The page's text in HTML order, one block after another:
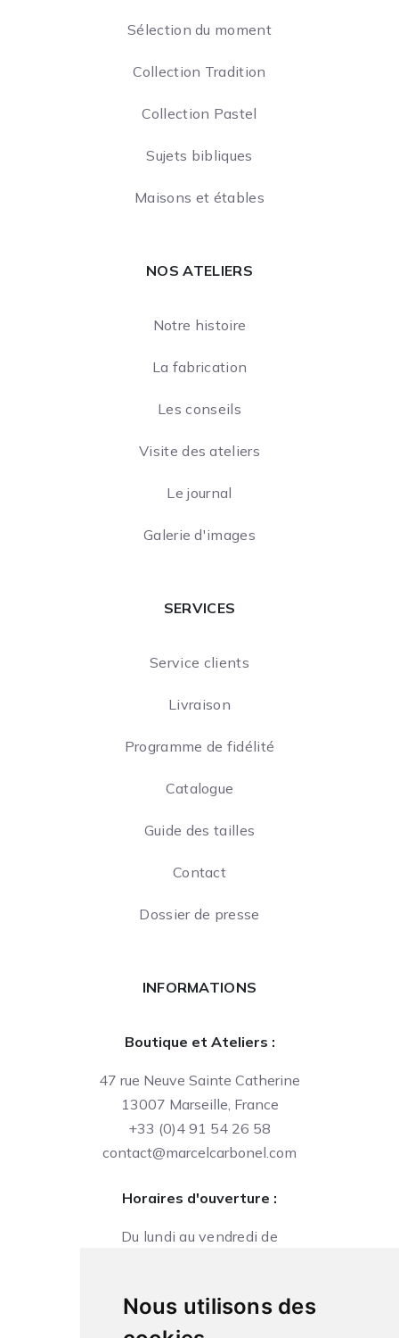
Nous utilisons des
Sélection du moment
Collection Tradition
Collection Pastel
Sujets bibliques
Maisons et étables
NOS ATELIERS
Notre histoire
La fabrication
Les conseils
Visite des ateliers
Le journal
Galerie d'images
SERVICES
Service clients
Livraison
Programme de fidélité
Catalogue
Guide des tailles
Contact
Dossier de presse
INFORMATIONS
Boutique et Ateliers :
47 rue Neuve Sainte Catherine
13007 Marseille, France
+33 (0)4 91 54 26 58
contact@marcelcarbonel.com
Horaires d'ouverture :
Du lundi au vendredi de
10h à 13h et de 14h à 18h